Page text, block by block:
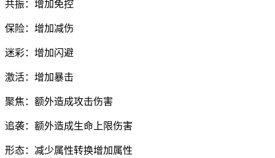
共振：增加免控
保险：增加减伤
迷彩：增加闪避
激活：增加暴击
聚焦：额外造成攻击伤害
追袭：额外造成生命上限伤害
形态：减少属性转换增加属性